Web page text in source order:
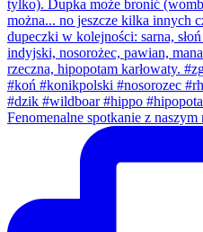
Fenomenalne spotkanie z